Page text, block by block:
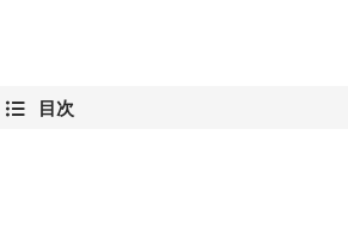
目次